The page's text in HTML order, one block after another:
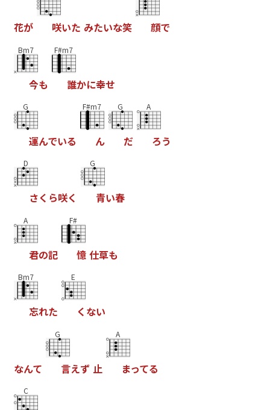
花が 咲いた みたいな笑 顔で
Bm7
今も
F#m7
誰かに幸せ
G
運んでいる
F#m7
ん
G
だ
A
ろう
D
さく ら咲く
G
青い春
A
君の記
F#
憶 仕草も
Bm7
忘れた
E
く ない
なんて
G
言えず 止
A
まってる
C